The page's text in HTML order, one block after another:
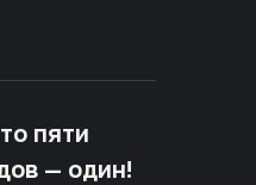
пяти
— один!